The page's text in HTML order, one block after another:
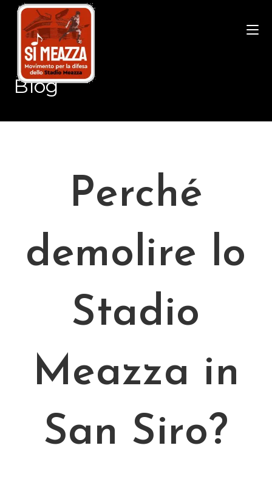
Salta
contenuto
Blog
Perché
demolire lo
Stadio
Meazza in
San Siro?